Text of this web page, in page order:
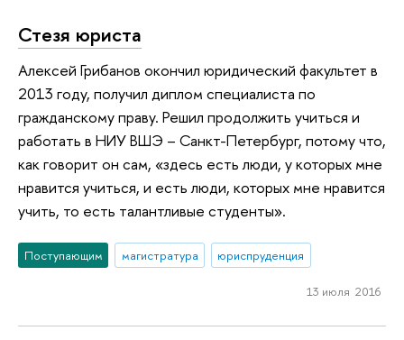
Стезя юриста
Алексей Грибанов окончил юридический факультет в
2013 году, получил диплом специалиста по
гражданскому праву. Решил продолжить учиться и
работать в НИУ ВШЭ – Санкт-Петербург, потому что,
как говорит он сам, «здесь есть люди, у которых мне
нравится учиться, и есть люди, которых мне нравится
учить, то есть талантливые студенты».
Поступающим магистратура юриспруденция
13 июля 2016